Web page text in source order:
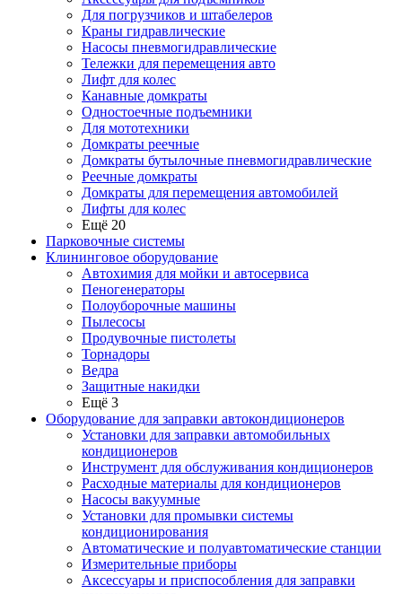
Для погрузчиков и штабелеров
Краны гидравлические
Насосы пневмогидравлические
Тележки для перемещения авто
Лифт для колес
Канавные домкраты
Одностоечные подъемники
Для мототехники
Домкраты реечные
Домкраты бутылочные пневмогидравлические
Реечные домкраты
Домкраты для перемещения автомобилей
Лифты для колес
Ещё 20
Парковочные системы
Клининговое оборудование
Автохимия для мойки и автосервиса
Пеногенераторы
Полоуборочные машины
Пылесосы
Продувочные пистолеты
Торнадоры
Ведра
Защитные накидки
Ещё 3
Оборудование для заправки автокондиционеров
Установки для заправки автомобильных
кондиционеров
Инструмент для обслуживания кондиционеров
Расходные материалы для кондиционеров
Насосы вакуумные
Установки для промывки системы
кондиционирования
Автоматические и полуавтоматические станции
Измерительные приборы
Аксессуары и приспособления для заправки